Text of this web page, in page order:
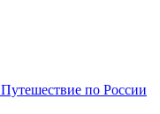
Путешествие по России